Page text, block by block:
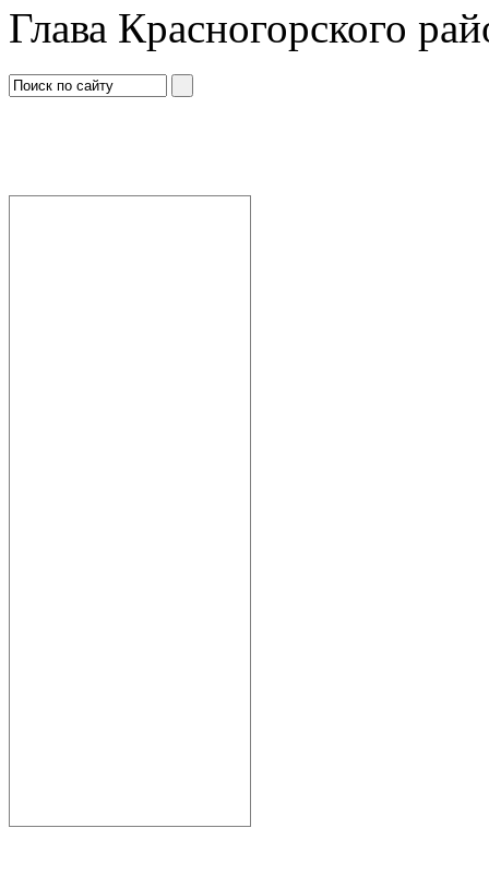
Глава Красногорского